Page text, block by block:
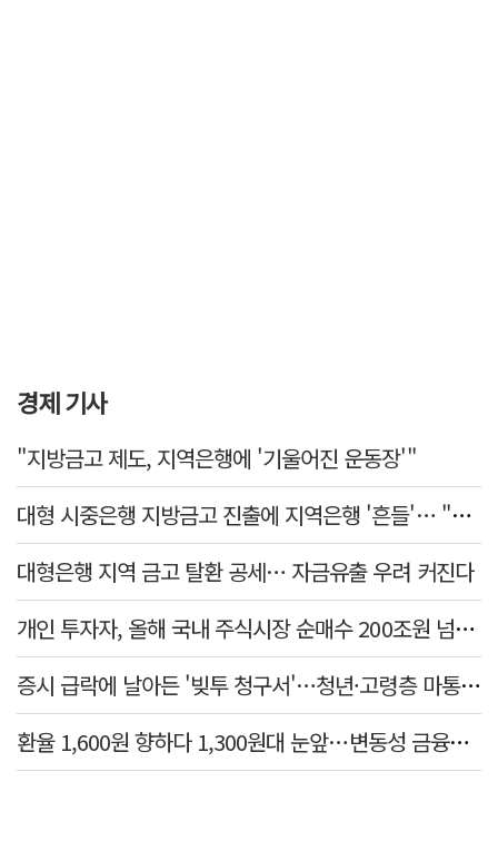
경제 기사
"지방금고 제도, 지역은행에 '기울어진 운동장'"
대형 시중은행 지방금고 진출에 지역은행 '흔들'… "생태계 보호 장치 필요"
대형은행 지역 금고 탈환 공세… 자금유출 우려 커진다
개인 투자자, 올해 국내 주식시장 순매수 200조원 넘었다
증시 급락에 날아든 '빚투 청구서'…청년·고령층 마통 연체↑
환율 1,600원 향하다 1,300원대 눈앞…변동성 금융위기 후 최고